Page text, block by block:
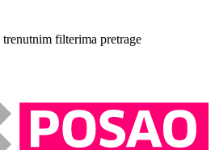
filterima pretrage